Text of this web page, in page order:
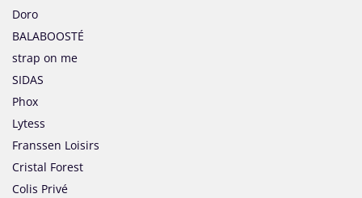
Doro
BALABOOSTÉ
strap on me
SIDAS
Phox
Lytess
Franssen Loisirs
Cristal Forest
Colis Privé